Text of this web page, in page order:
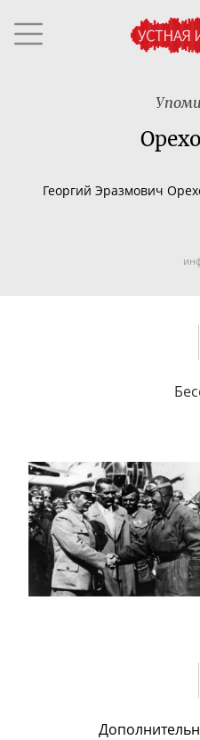
Георгий Эразмович